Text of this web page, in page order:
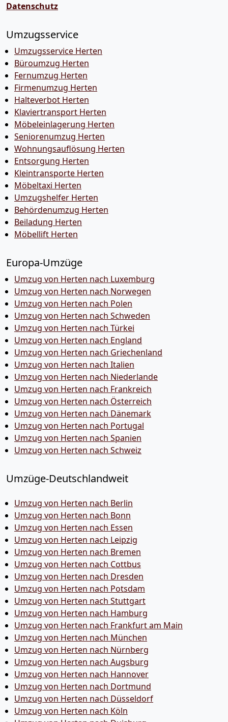
Datenschutz
Umzugsservice
Umzugsservice Herten
Büroumzug Herten
Fernumzug Herten
Firmenumzug Herten
Halteverbot Herten
Klaviertransport Herten
Möbeleinlagerung Herten
Seniorenumzug Herten
Wohnungsauflösung Herten
Entsorgung Herten
Kleintransporte Herten
Möbeltaxi Herten
Umzugshelfer Herten
Behördenumzug Herten
Beiladung Herten
Möbellift Herten
Europa-Umzüge
Umzug von Herten nach Luxemburg
Umzug von Herten nach Norwegen
Umzug von Herten nach Polen
Umzug von Herten nach Schweden
Umzug von Herten nach Türkei
Umzug von Herten nach England
Umzug von Herten nach Griechenland
Umzug von Herten nach Italien
Umzug von Herten nach Niederlande
Umzug von Herten nach Frankreich
Umzug von Herten nach Österreich
Umzug von Herten nach Dänemark
Umzug von Herten nach Portugal
Umzug von Herten nach Spanien
Umzug von Herten nach Schweiz
Umzüge-Deutschlandweit
Umzug von Herten nach Berlin
Umzug von Herten nach Bonn
Umzug von Herten nach Essen
Umzug von Herten nach Leipzig
Umzug von Herten nach Bremen
Umzug von Herten nach Cottbus
Umzug von Herten nach Dresden
Umzug von Herten nach Potsdam
Umzug von Herten nach Stuttgart
Umzug von Herten nach Hamburg
Umzug von Herten nach Frankfurt am Main
Umzug von Herten nach München
Umzug von Herten nach Nürnberg
Umzug von Herten nach Augsburg
Umzug von Herten nach Hannover
Umzug von Herten nach Dortmund
Umzug von Herten nach Düsseldorf
Umzug von Herten nach Köln